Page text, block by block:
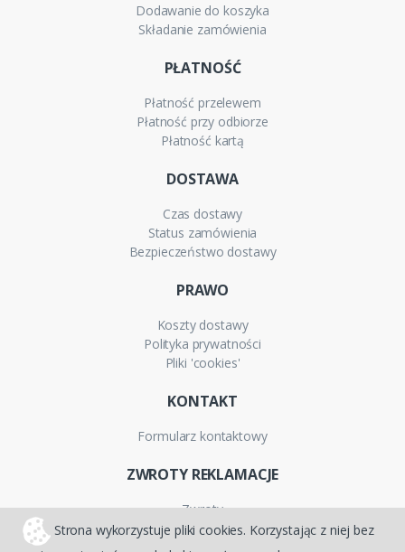
Strona wykorzystuje pliki cookies. Korzystając z niej bez
Dodawanie do koszyka
Składanie zamówienia
PŁATNOŚĆ
Płatność przelewem
Płatność przy odbiorze
Płatność kartą
DOSTAWA
Czas dostawy
Status zamówienia
Bezpieczeństwo dostawy
PRAWO
Koszty dostawy
Polityka prywatności
Pliki 'cookies'
KONTAKT
Formularz kontaktowy
ZWROTY REKLAMACJE
Zwroty
Reklamacje
Gwarancja